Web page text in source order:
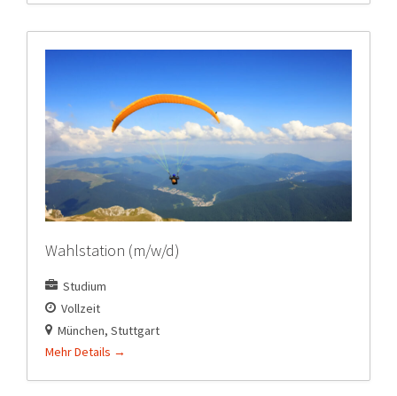
Wahlstation (m/w/d)
Studium
Vollzeit
München Stuttgart
Mehr Details